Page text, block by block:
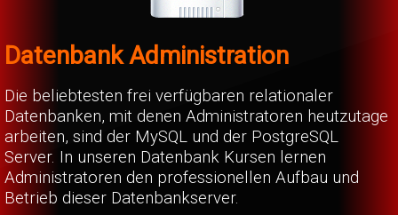
Datenbank Administration
Die beliebtesten frei verfügbaren relationaler
Datenbanken, mit denen Administratoren heutzutage
arbeiten, sind der MySQL und der PostgreSQL
Server. In unseren Datenbank Kursen lernen
Administratoren den professionellen Aufbau und
Betrieb dieser Datenbankserver.